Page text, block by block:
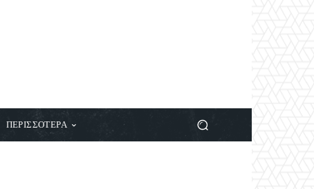
ΠΕΡΙΣΣΟΤΕΡΑ